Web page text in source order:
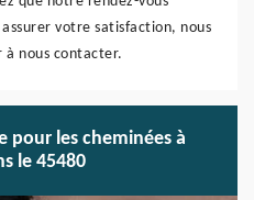
votre satisfaction, nous
à nous contacter.
pour les cheminées à
le 45480